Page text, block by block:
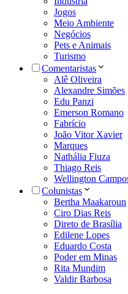
Jogos
Meio Ambiente
Negócios
Pets e Animais
Turismo
Comentaristas
Alê Oliveira
Alexandre Simões
Edu Panzi
Emerson Romano
Fabrício
João Vitor Xavier
Marques
Nathália Fiuza
Thiago Reis
Wellington
Colunistas
Bertha Maakaroun
Ciro Dias Reis
Direto de Brasília
Edilene Lopes
Eduardo Costa
Poder em Minas
Rita Mundim
Valdir Barbosa